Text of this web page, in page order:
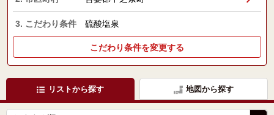
3. こだわり条件 硫酸塩泉
こだわり条件を変更する
リストから探す 地図から探す